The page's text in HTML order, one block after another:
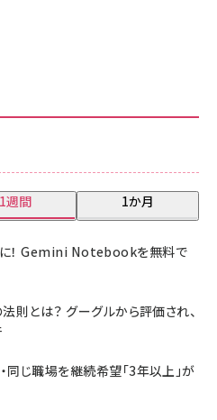
1週間 1か月
！ Gemini Notebookを無料で
則とは？ グーグルから評価され、
同じ職場を継続希望「3年以上」が